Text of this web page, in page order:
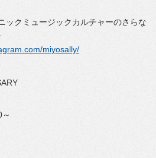
ックミュージックカルチャーのさらな
com/miyosally/